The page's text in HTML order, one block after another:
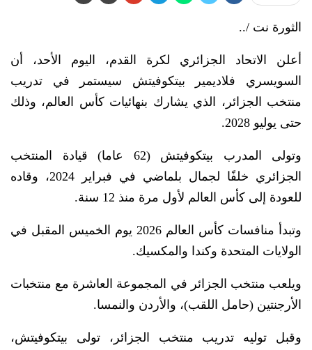
الثورة نت /..
أعلن الاتحاد الجزائري لكرة القدم، اليوم الأحد، أن
السويسري فلاديمير بيتكوفيتش سيستمر في تدريب
منتخب الجزائر، الذي يشارك بنهائيات كأس العالم، وذلك
حتى يوليو 2028.
وتولى المدرب بيتكوفيتش (62 عاما) قيادة المنتخب
الجزائري خلفًا لجمال بلماضي في فبراير 2024، وقاده
للعودة إلى كأس العالم لأول مرة منذ 12 سنة.
وتبدأ منافسات كأس العالم 2026 يوم الخميس المقبل في
الولايات المتحدة وكندا والمكسيك.
ويلعب منتخب الجزائر في المجموعة العاشرة مع منتخبات
الأرجنتين (حامل اللقب)، والأردن والنمسا.
وقبل توليه تدريب منتخب الجزائر، تولى بيتكوفيتش،